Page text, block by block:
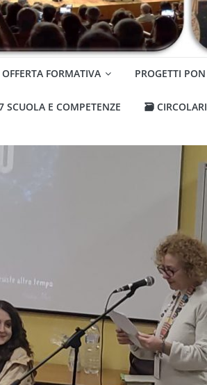
OFFERTA FORMATIVA PROGETTI PON
SCUOLA E COMPETENZE 🗃️ CIRCOLARI